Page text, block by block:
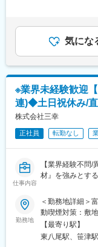
入社後は、OJT
はじめとして、
な役割、会社に
先輩社員のきめ
覚えられるため
です。
変更の範囲：会
る状態を保つ」
・社内システム
帯、コピー機の
す。
・業務効率化に
ステム化できな
進に携わります。
・人事・総務関
トなど、周囲と
■組織・働く環
総務部門は、男
2名体制でスタ
を受けられるた
これまでの経験
務・システム両
金額であり、選
は固定手当を含
気にな
※業界未経験歓迎
連)◆土日祝休み/
株式会社三幸
正社員 転勤なし
仕事内容
【業界経験不問
材』を強みとす
半導体関連の企
ミック等の営業
だきます！
■業務詳細：
勤務地
＜勤務地詳細＞
動喫煙対策：敷
【最寄り駅】
東八尾駅、笹津駅